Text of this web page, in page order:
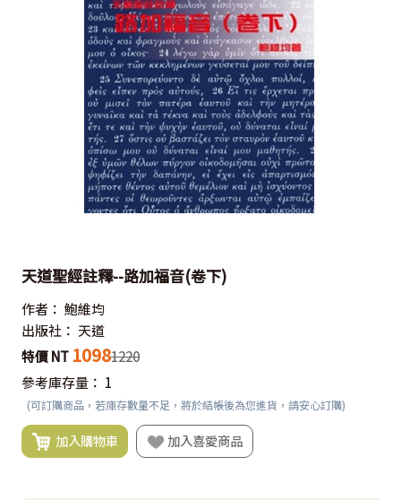
天道聖經註釋--路加福音(卷下)
作者： 鮑維均
出版社： 天道
特價 NT 10981220
參考庫存量： 1
(可訂購商品，若庫存數量不足，將於結帳後為您進貨，請安心訂購)
加入購物車 加入喜愛商品